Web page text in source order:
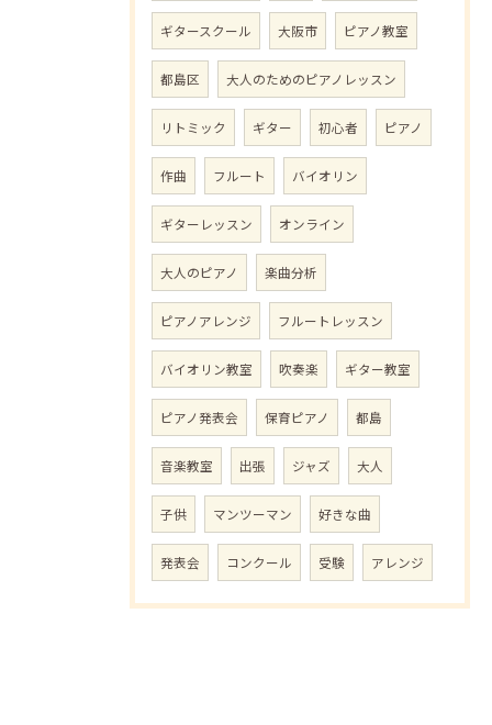
ギタースクール 大阪市 ピアノ教室
都島区 大人のためのピアノレッスン
リトミック ギター 初心者 ピアノ
作曲 フルート バイオリン
ギターレッスン オンライン
大人のピアノ 楽曲分析
ピアノアレンジ フルートレッスン
バイオリン教室 吹奏楽 ギター教室
ピアノ発表会 保育ピアノ 都島
音楽教室 出張 ジャズ 大人
子供 マンツーマン 好きな曲
発表会 コンクール 受験 アレンジ